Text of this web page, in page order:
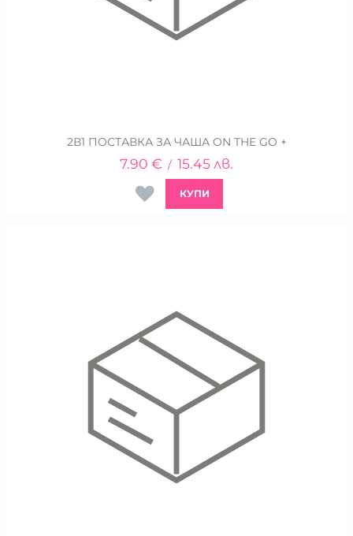
2В1 ПОСТАВКА ЗА ЧАША ON THE GO +
7.90 € / 15.45лв.
КУПИ